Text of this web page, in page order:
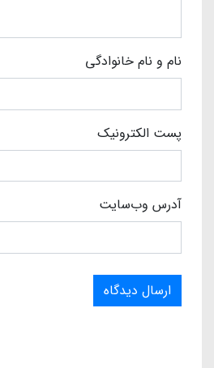
نام و نام خانوادگی
پست الکترونیک
آدرس وب‌سایت
ارسال دیدگاه